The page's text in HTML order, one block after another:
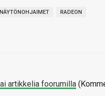
NÄYTÖNOHJAIMET RADEON
artikkelia foorumilla